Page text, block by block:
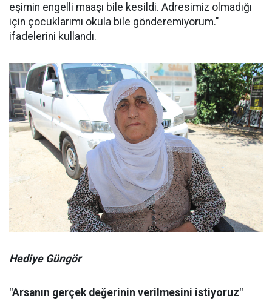
eşimin engelli maaşı bile kesildi. Adresimiz olmadığı
için çocuklarımı okula bile gönderemiyorum."
ifadelerini kullandı.
Hediye Güngör
"Arsanın gerçek değerinin verilmesini istiyoruz"